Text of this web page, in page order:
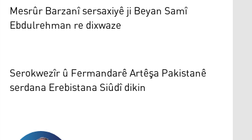
Mesrûr Barzanî sersaxiyê ji Beyan Samî
Ebdulrehman re dixwaze
Serokwezîr û Fermandarê Artêşa Pakistanê
serdana Erebistana Siûdî dikin